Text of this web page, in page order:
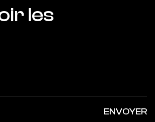
Abonnez-vous pour recevoir les
ENVOYER